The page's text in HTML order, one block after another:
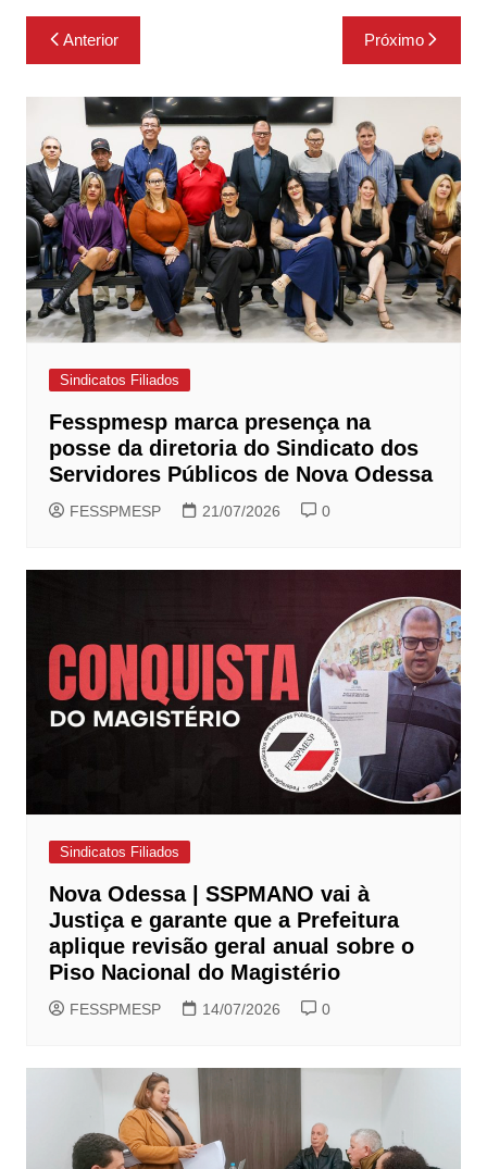
Navegação
de
Post
Anterior Próximo
Sindicatos Filiados
Fesspmesp marca presença na
posse da diretoria do Sindicato dos
Servidores Públicos de Nova Odessa
FESSPMESP 21/07/2026 0
Sindicatos Filiados
Nova Odessa | SSPMANO vai à
Justiça e garante que a Prefeitura
aplique revisão geral anual sobre o
Piso Nacional do Magistério
FESSPMESP 14/07/2026 0